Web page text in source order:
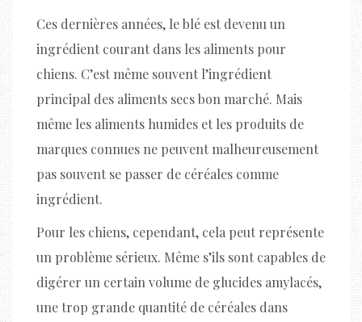
Ces dernières années, le blé est devenu un
ingrédient courant dans les aliments pour
chiens. C’est même souvent l’ingrédient
principal des aliments secs bon marché. Mais
même les aliments humides et les produits de
marques connues ne peuvent malheureusement
pas souvent se passer de céréales comme
ingrédient.
Pour les chiens, cependant, cela peut représente
un problème sérieux. Même s’ils sont capables de
digérer un certain volume de glucides amylacés,
une trop grande quantité de céréales dans